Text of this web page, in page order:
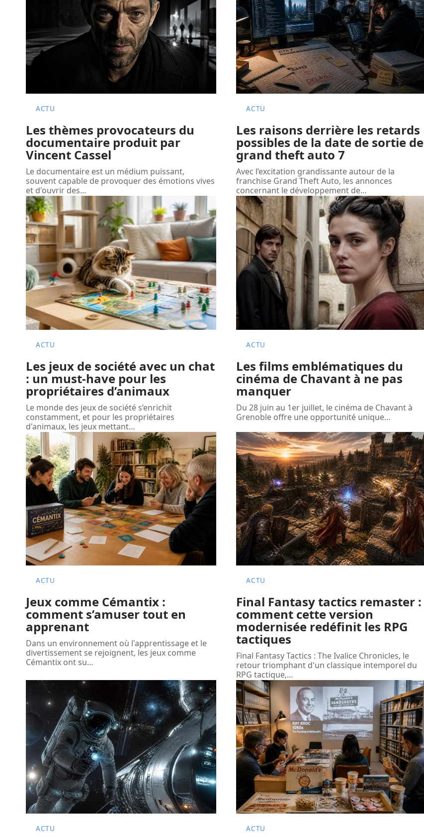
ACTU
Les thèmes provocateurs du
documentaire produit par
Vincent Cassel
Le documentaire est un médium puissant,
souvent capable de provoquer des émotions vives
et d'ouvrir des…
ACTU
Les raisons derrière les retards
possibles de la date de sortie de
grand theft auto 7
Avec l’excitation grandissante autour de la
franchise Grand Theft Auto, les annonces
concernant le développement de…
ACTU
Les jeux de société avec un chat
: un must-have pour les
propriétaires d’animaux
Le monde des jeux de société s’enrichit
constamment, et pour les propriétaires
d'animaux, les jeux mettant…
ACTU
Les films emblématiques du
cinéma de Chavant à ne pas
manquer
Du 28 juin au 1er juillet, le cinéma de Chavant à
Grenoble offre une opportunité unique…
ACTU
Jeux comme Cémantix :
comment s’amuser tout en
apprenant
Dans un environnement où l'apprentissage et le
divertissement se rejoignent, les jeux comme
Cémantix ont su…
ACTU
Final Fantasy tactics remaster :
comment cette version
modernisée redéfinit les RPG
tactiques
Final Fantasy Tactics : The Ivalice Chronicles, le
retour triomphant d'un classique intemporel du
RPG tactique,…
ACTU ACTU